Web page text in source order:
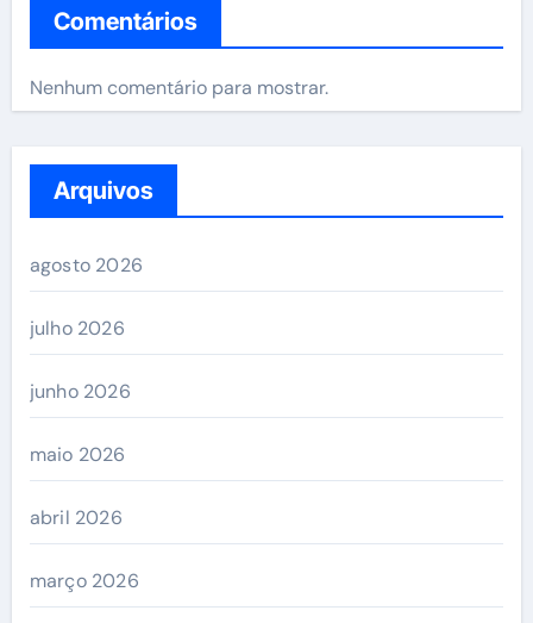
Comentários
Nenhum comentário para mostrar.
Arquivos
agosto 2026
julho 2026
junho 2026
maio 2026
abril 2026
março 2026